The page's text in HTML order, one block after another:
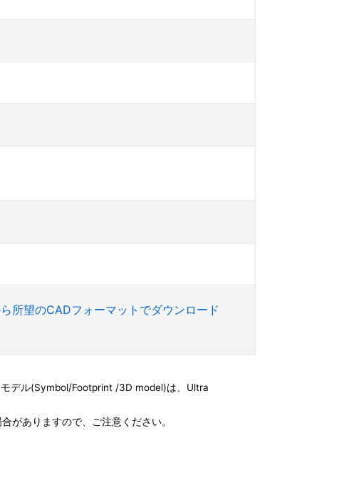
所望のCADフォーマットでダウンロード
デル(Symbol/Footprint /3D model)は、Ultra
がありますので、ご注意ください。